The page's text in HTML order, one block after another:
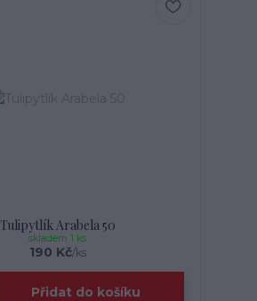
Tulipytlík Arabela 50
190 Kč/ks
skladem 1 ks
Přidat do košíku